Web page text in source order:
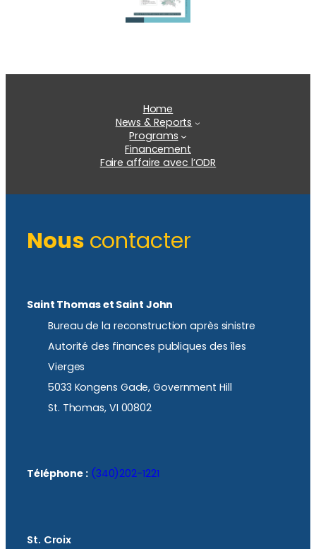
Home
News & Reports
Programs
Financement
Faire affaire avec l’ODR
Nous contacter
Saint Thomas et Saint John
Bureau de la reconstruction après sinistre
Autorité des finances publiques des îles
Vierges
5033 Kongens Gade, Government Hill
St. Thomas, VI 00802
Téléphone : (340)202-1221
St. Croix